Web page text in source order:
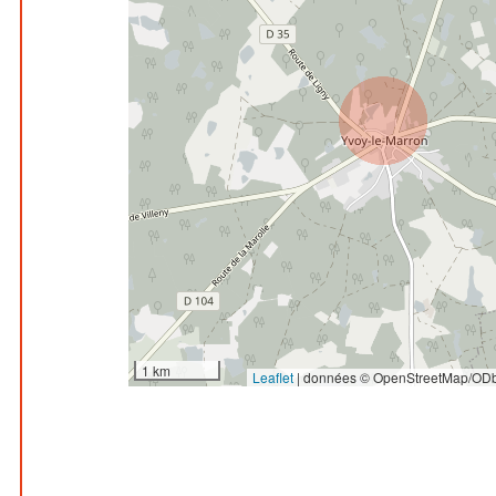
1 km Leaflet | données © OpenStreetMap/